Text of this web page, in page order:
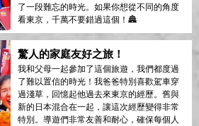
了一段難忘的時光。如果你想從不同的角度
看東京，千萬不要錯過這個！🏯
驚人的家庭友好之旅！
我和父母一起參加了這個旅遊，我們都度過
了難以置信的時光！我爸爸特別喜歡駕車穿
過淺草，回憶起他過去來東京的經歷。舊與
新的日本混合在一起，讓這次經歷變得非常
特別。導遊們非常友善和耐心，確保每個人